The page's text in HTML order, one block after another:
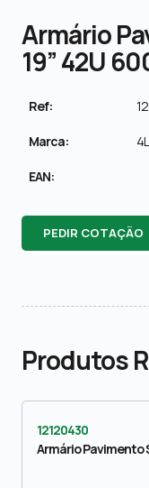
Armário
19” 42U
Ref:
Marca:
EAN:
PEDIR COTAÇÃO
Produtos
12120430
Armário Pavimento